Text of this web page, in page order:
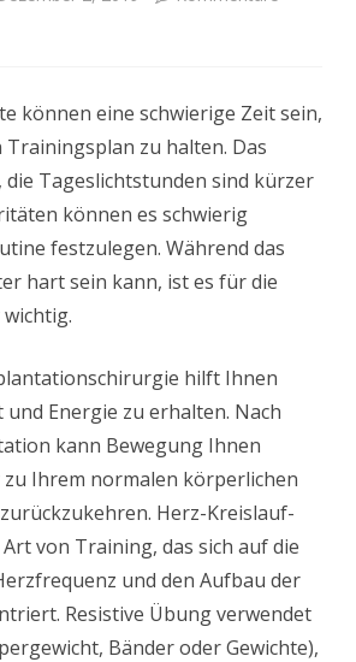
können eine schwierige Zeit sein,
Trainingsplan zu halten. Das
Tageslichtstunden sind kürzer
können es schwierig
festzulegen. Während das
hart sein kann, ist es für die
hilft Ihnen
Energie zu erhalten. Nach
kann Bewegung Ihnen
Ihrem normalen körperlichen
Herz-Kreislauf-
von Training, das sich auf die
und den Aufbau der
Resistive Übung verwendet
Bänder oder Gewichte),